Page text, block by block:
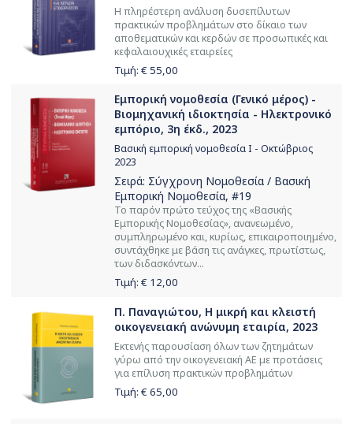
Η πληρέστερη ανάλυση δυσεπίλυτων
πρακτικών προβλημάτων στο δίκαιο των
αποθεματικών και κερδών σε προσωπικές και
κεφαλαιουχικές εταιρείες
Τιμή: € 55,00
Εμπορική νομοθεσία (Γενικό μέρος) -
Βιομηχανική ιδιοκτησία - Ηλεκτρονικό
εμπόριο, 3η έκδ., 2023
Βασική εμπορική νομοθεσία Ι - Οκτώβριος
2023
Σειρά: Σύγχρονη Νομοθεσία / Βασική
Εμπορική Νομοθεσία, #19
Το παρόν πρώτο τεύχος της «Βασικής
Εμπορικής Νομοθεσίας», ανανεωμένο,
συμπληρωμένο και, κυρίως, επικαιροποιημένο,
συντάχθηκε με βάση τις ανάγκες, πρωτίστως,
των διδασκόντων...
Τιμή: € 12,00
Π. Παναγιώτου, Η μικρή και κλειστή
οικογενειακή ανώνυμη εταιρία, 2023
Εκτενής παρουσίαση όλων των ζητημάτων
γύρω από την οικογενειακή ΑΕ με προτάσεις
για επίλυση πρακτικών προβλημάτων
Τιμή: € 65,00